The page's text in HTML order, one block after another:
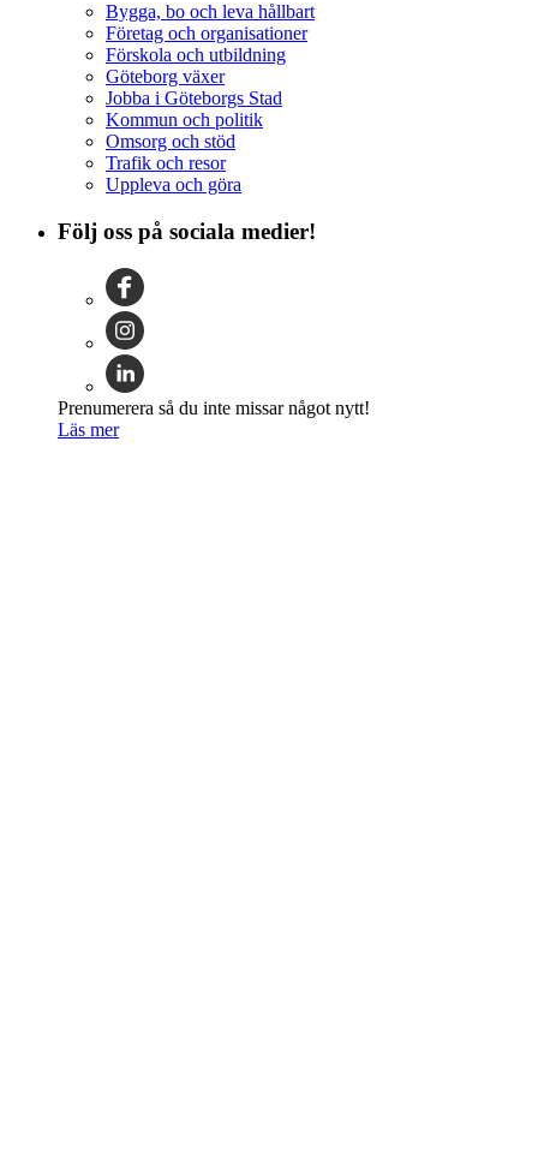
Bygga, bo och leva hållbart
Företag och organisationer
Förskola och utbildning
Göteborg växer
Jobba i Göteborgs Stad
Kommun och politik
Omsorg och stöd
Trafik och resor
Uppleva och göra
Följ oss på sociala medier!
Prenumerera så du inte missar något nytt!
Läs mer